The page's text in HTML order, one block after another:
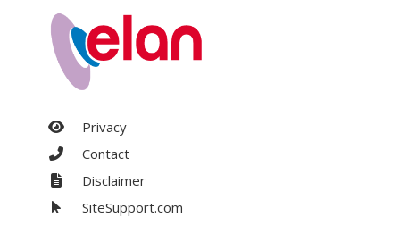
Privacy
Contact
Disclaimer
SiteSupport.com